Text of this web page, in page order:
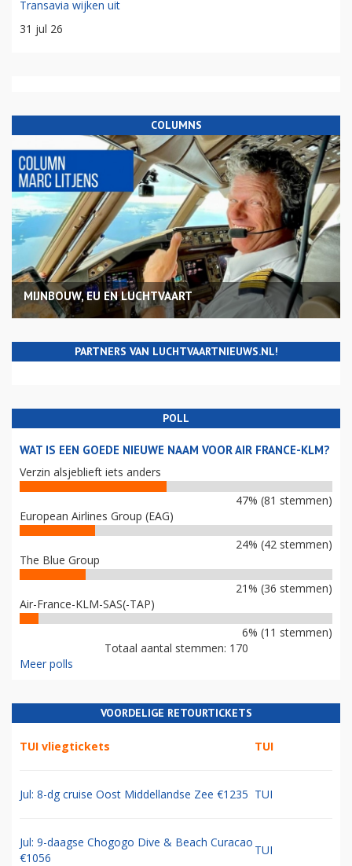
Transavia wijken uit
31 jul 26
COLUMNS
MIJNBOUW, EU EN LUCHTVAART
PARTNERS VAN LUCHTVAARTNIEUWS.NL!
POLL
WAT IS EEN GOEDE NIEUWE NAAM VOOR AIR FRANCE-KLM?
Verzin alsjeblieft iets anders
47% (81 stemmen)
European Airlines Group (EAG)
24% (42 stemmen)
The Blue Group
21% (36 stemmen)
Air-France-KLM-SAS(-TAP)
6% (11 stemmen)
Totaal aantal stemmen: 170
Meer polls
VOORDELIGE RETOURTICKETS
TUI vliegtickets TUI
Jul: 8-dg cruise Oost Middellandse Zee €1235 TUI
Jul: 9-daagse Chogogo Dive & Beach Curacao
€1056
TUI